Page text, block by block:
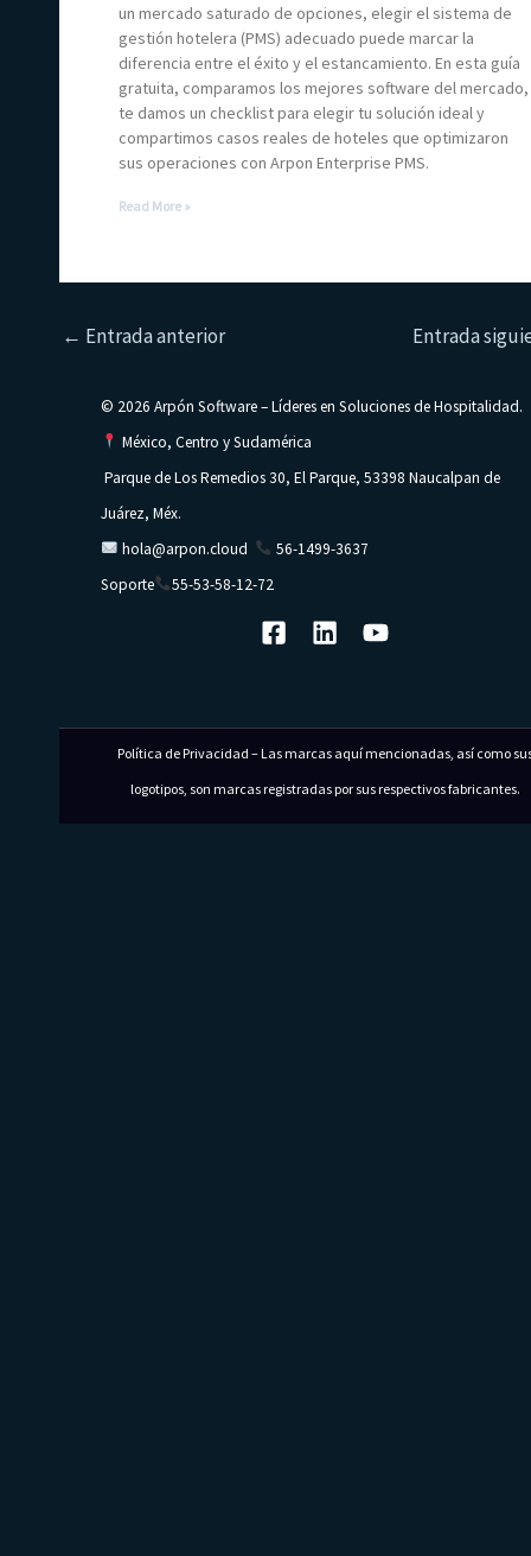
un mercado saturado de opciones, elegir el sistema de
gestión hotelera (PMS) adecuado puede marcar la
diferencia entre el éxito y el estancamiento. En esta guía
gratuita, comparamos los mejores software del mercado,
te damos un checklist para elegir tu solución ideal y
compartimos casos reales de hoteles que optimizaron
sus operaciones con Arpon Enterprise PMS.
Read More »
← Entrada anterior Entrada
© 2026 Arpón Software – Líderes en Soluciones de Hospitalidad.
México, Centro y Sudamérica
Parque de Los Remedios 30, El Parque, 53398 Naucalpan de
Juárez, Méx.
hola@arpon.cloud
56-1499-3637
Soporte
55-53-58-12-72
Política de Privacidad – Las marcas aquí mencionadas, así como
logotipos, son marcas registradas por sus respectivos fabricantes.